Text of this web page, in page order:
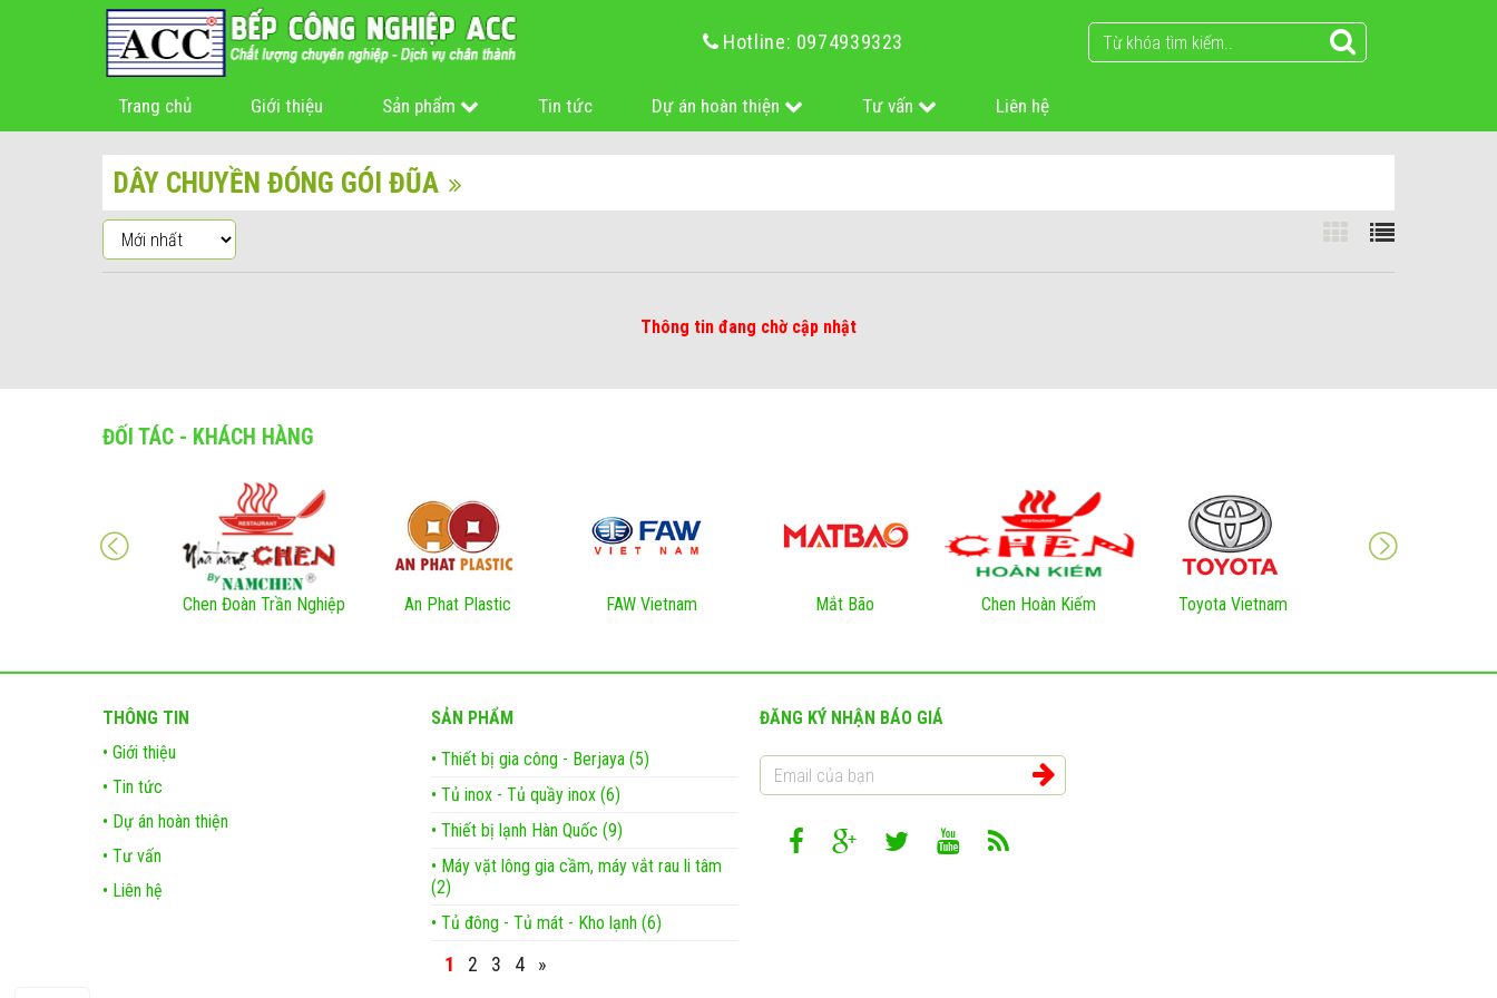
Hotline: 0974939323
Trang chủ Giới thiệu Sản phẩm Tin tức Dự án hoàn thiện Tư vấn Liên hệ
DÂY CHUYỀN ĐÓNG GÓI ĐŨA
Thông tin đang chờ cập nhật
ĐỐI TÁC - KHÁCH HÀNG
Chen Đoàn Trần Nghiệp An Phat Plastic FAW Vietnam Mắt Bão Chen Hoàn Kiếm Toyota Vietnam
THÔNG TIN
• Giới thiệu
• Tin tức
• Dự án hoàn thiện
• Tư vấn
• Liên hệ
SẢN PHẨM
• Thiết bị gia công - Berjaya (5)
• Tủ inox - Tủ quầy inox (6)
• Thiết bị lạnh Hàn Quốc (9)
• Máy vặt lông gia cầm, máy vắt rau li tâm
(2)
• Tủ đông - Tủ mát - Kho lạnh (6)
1 2 3 4 »
ĐĂNG KÝ NHẬN BÁO GIÁ